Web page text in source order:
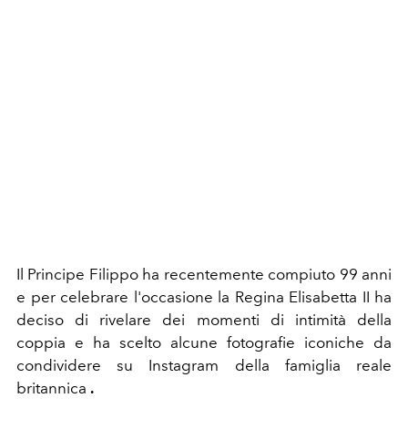
Il Principe Filippo ha recentemente compiuto 99 anni
e per celebrare l'occasione la Regina Elisabetta II ha
deciso di rivelare dei momenti di intimità della
coppia e ha scelto alcune fotografie iconiche da
condividere su Instagram della famiglia reale
britannica .